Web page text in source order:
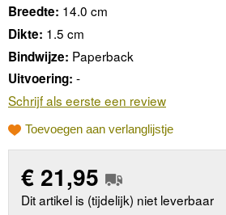
Breedte: 14.0 cm
Dikte: 1.5 cm
Bindwijze: Paperback
Uitvoering: -
Schrijf als eerste een review
Toevoegen aan verlanglijstje
€ 21,95
Dit artikel is (tijdelijk) niet leverbaar